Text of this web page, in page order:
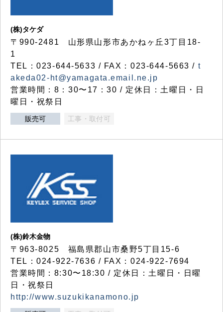
(株)タケダ
〒990-2481 山形県山形市あかねヶ丘3丁目18-
1
TEL：023-644-5633 / FAX：023-644-5663 / t
akeda02-ht@yamagata.email.ne.jp
営業時間：8：30〜17：30 / 定休日：土曜日・日
曜日・祝祭日
販売可 工事・取付可
(株)鈴木金物
〒963-8025 福島県郡山市桑野5丁目15-6
TEL：024-922-7636 / FAX：024-922-7694
営業時間：8:30〜18:30 / 定休日：土曜日・日曜
日・祝祭日
http://www.suzukikanamono.jp